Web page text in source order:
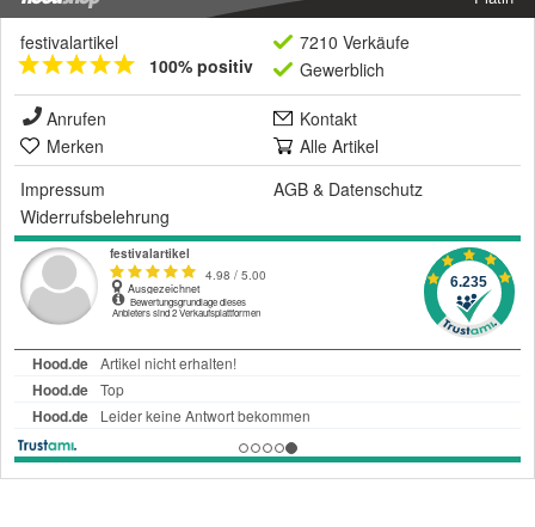
festivalartikel
100% positiv
7210 Verkäufe
Gewerblich
Anrufen
Kontakt
Merken
Alle Artikel
Impressum
AGB & Datenschutz
Widerrufsbelehrung